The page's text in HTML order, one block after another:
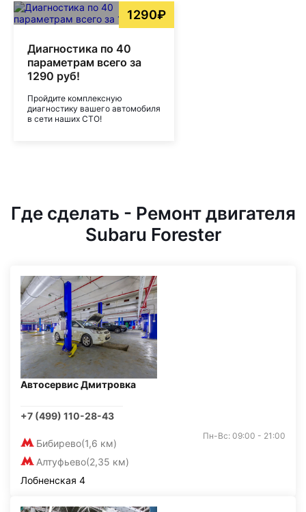
1290₽
Диагностика по 40
параметрам всего за
1290 руб!
Пройдите комплексную
диагностику вашего автомобиля
в сети наших СТО!
Где сделать - Ремонт двигателя
Subaru Forester
Автосервис Дмитровка
+7 (499) 110-28-43
Бибирево(1,6 км)
Алтуфьево(2,35 км)
Пн-Вс: 09:00 - 21:00
Лобненская 4